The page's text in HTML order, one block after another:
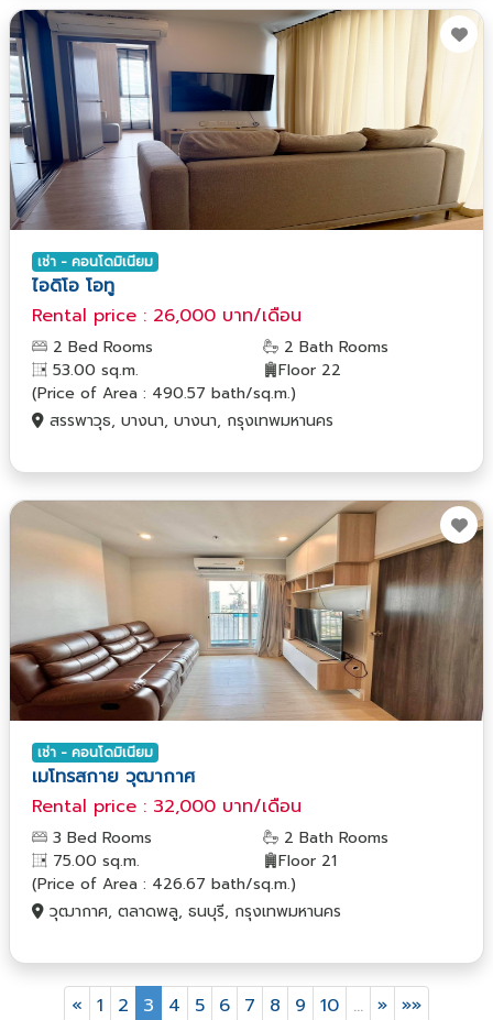
เช่า - คอนโดมิเนียม
ไอดิโอ โอทู
Rental price : 26,000 บาท/เดือน
2 Bed Rooms
2 Bath Rooms
53.00 sq.m.
Floor 22
(Price of Area : 490.57 bath/sq.m.)
สรรพาวุธ, บางนา, บางนา, กรุงเทพมหานคร
เช่า - คอนโดมิเนียม
เมโทรสกาย วุฒากาศ
Rental price : 32,000 บาท/เดือน
3 Bed Rooms
2 Bath Rooms
75.00 sq.m.
Floor 21
(Price of Area : 426.67 bath/sq.m.)
วุฒากาศ, ตลาดพลู, ธนบุรี, กรุงเทพมหานคร
« 1 2 3 4 5 6 7 8 9 10 … » »»